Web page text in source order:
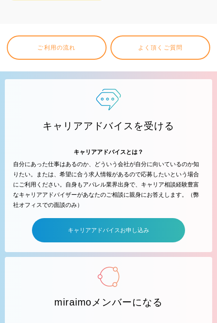
ご利用の流れ よく頂くご質問
キャリアアドバイスを受ける
キャリアアドバイスとは？
自分にあった仕事はあるのか、どういう会社が自分に向いているのか知
りたい。または、希望に合う求人情報があるので応募したいという場合
にご利用ください。自身もアパレル業界出身で、キャリア相談経験豊富
なキャリアアドバイザーがあなたのご相談に親身にお答えします。（弊
社オフィスでの面談のみ）
キャリアアドバイスお申し込み
miraimoメンバーになる